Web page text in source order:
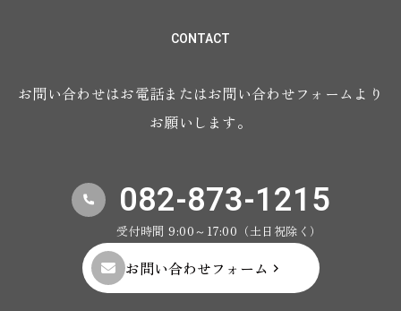
CONTACT
お問い合わせはお電話またはお問い合わせフォームより
お願いします。
082-873-1215
受付時間 9:00～17:00（土日祝除く）
お問い合わせフォーム